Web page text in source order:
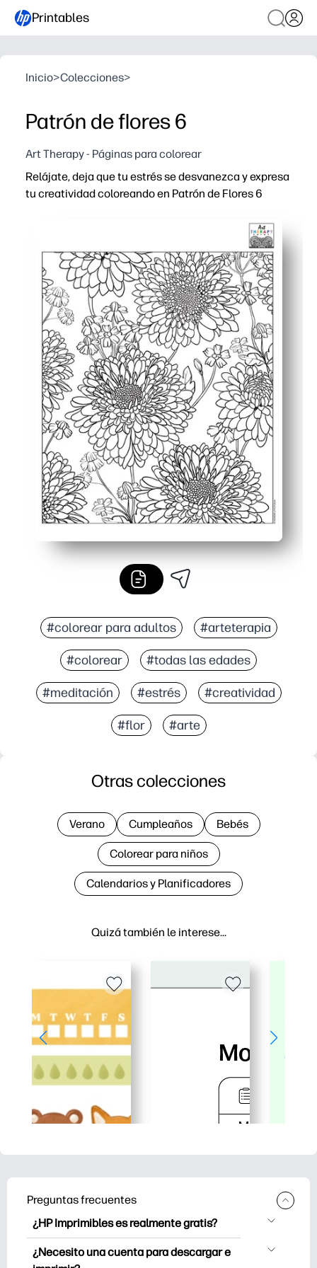
Printables
Inicio>Colecciones>
Patrón de flores 6
Art Therapy - Páginas para colorear
Relájate, deja que tu estrés se desvanezca y expresa
tu creatividad coloreando en Patrón de Flores 6
Puedes imprimir en minutos, sin preparación, solo
El detallado diseño floral te ayuda a reducir la
Puede usarlo en casa, en las aulas o con grupos,
Puedes imprimir extras para probar nuevas paletas
#colorear para adultos #arteterapia
#colorear #todas las edades
#meditación #estrés #creatividad
#flor #arte
Quizá también le interese…
Otras colecciones
Verano Cumpleaños Bebés
Colorear para niños
Calendarios y Planificadores
Preguntas frecuentes
¿HP Imprimibles es realmente gratis?
HP Printables ofrece más de 2.500
imprimibles gratuitos para descargar e
¿Necesito una cuenta para descargar e